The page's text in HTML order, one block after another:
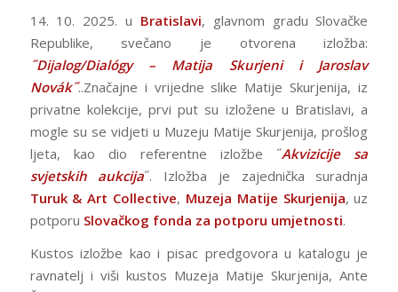
14. 10. 2025. u Bratislavi, glavnom gradu Slovačke
Republike, svečano je otvorena izložba:
˝Dijalog/Dialógy – Matija Skurjeni i Jaroslav
Novák˝..Značajne i vrijedne slike Matije Skurjenija, iz
privatne kolekcije, prvi put su izložene u Bratislavi, a
mogle su se vidjeti u Muzeju Matije Skurjenija, prošlog
ljeta, kao dio referentne izložbe ˝Akvizicije sa
svjetskih aukcija˝. Izložba je zajednička suradnja
Turuk & Art Collective, Muzeja Matije Skurjenija, uz
potporu Slovačkog fonda za potporu umjetnosti.
Kustos izložbe kao i pisac predgovora u katalogu je
ravnatelj i viši kustos Muzeja Matije Skurjenija, Ante